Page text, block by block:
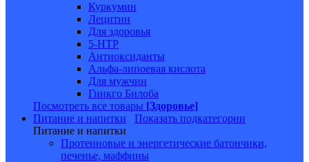
Куркумин
Лецитин
Для здоровья
5-HTP
Антиоксиданты
Альфа-липоевая кислота
Для мужчин
Гинкго Билоба
Посмотреть все товары [Здоровье]
Питание и напитки
Показать подкатегории
Питание и напитки
Протеиновые и энергетические батончики,
печенье, маффины